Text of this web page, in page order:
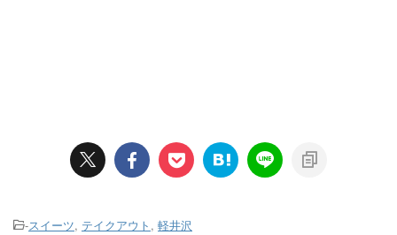
-スイーツ, テイクアウト , 軽井沢